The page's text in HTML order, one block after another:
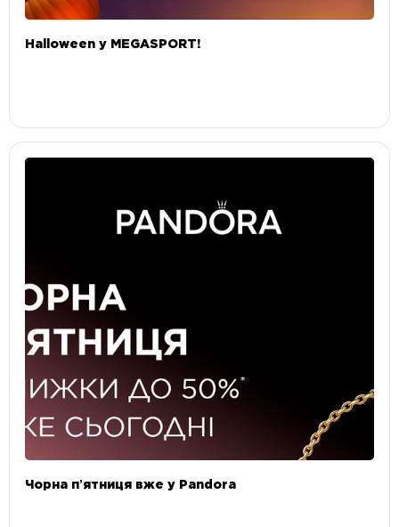
Halloween у MEGASPORT!
Чорна пʼятниця вже у Pandora